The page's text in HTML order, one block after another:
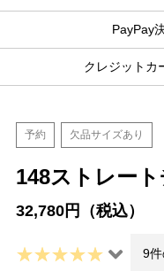
PayPay
クレジットカ
予約 欠品サイズあり
148ストレー
32,780円（税込）
9